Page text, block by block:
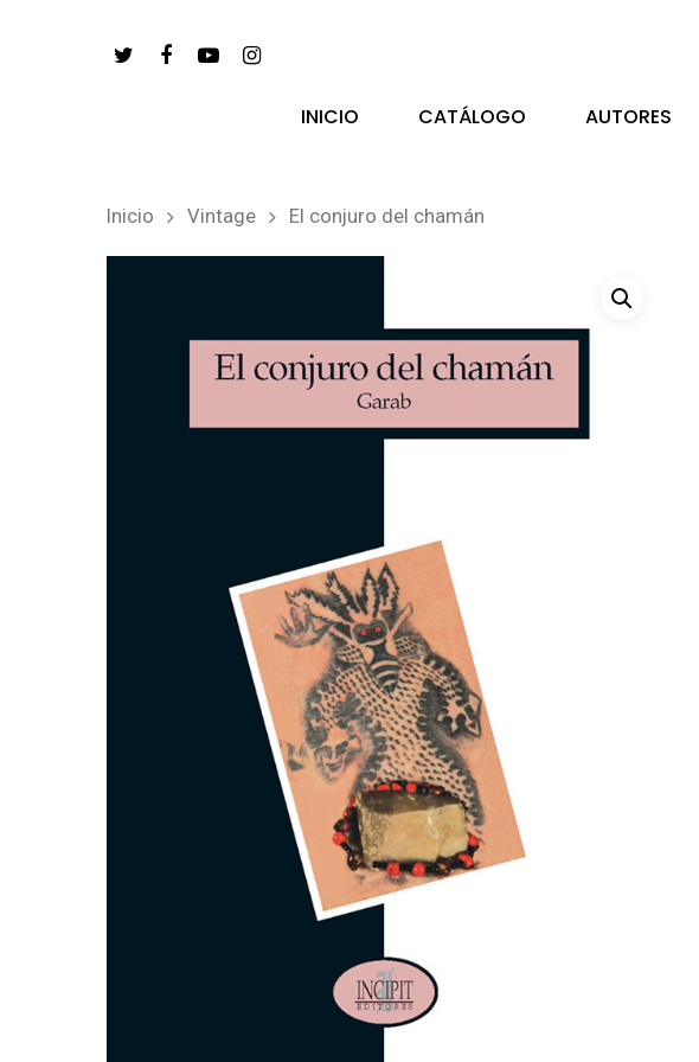
INICIO CATÁLOGO AUTORES
Inicio Vintage El conjuro del chamán